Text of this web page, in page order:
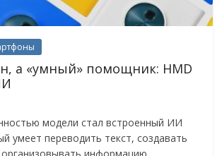
а «умный» помощник: HMD
модели стал встроенный ИИ
умеет переводить текст, создавать
информацию.